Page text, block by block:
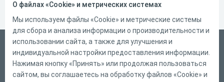
Русский
Справка
Форма обратной связи
О файлах «Cookie» и метрических системах
Мы используем файлы «Cookie» и метрические системы
для сбора и анализа информации о производительности и
использовании сайта, а также для улучшения и
индивидуальной настройки предоставления информации.
Нажимая кнопку «Принять» или продолжая пользоваться
сайтом, вы соглашаетесь на обработку файлов «Cookie» и